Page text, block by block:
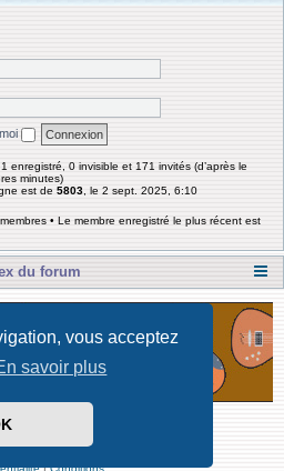
vous acceptez
savoir plus
enregistré, 0 invisible et 171 invités (d’après le
minutes)
est de 5803 , le 2 sept. 2025, 6:10
membres • Le membre enregistré le plus récent est
du forum
Software © phpBB Limited
par phpBB-fr
|Conditions